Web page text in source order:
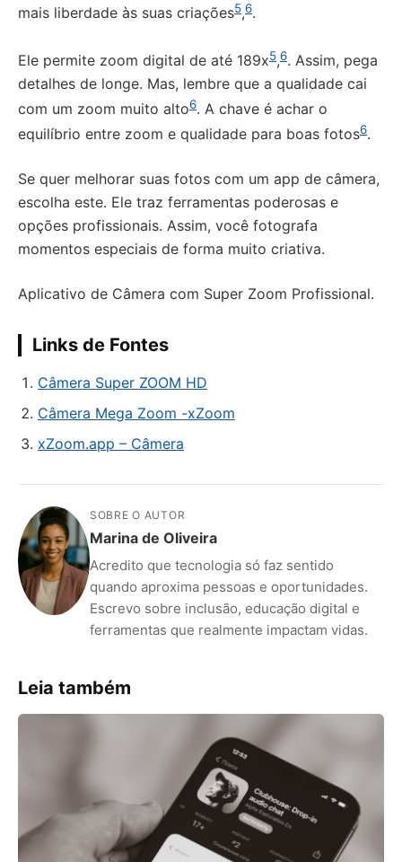
mais liberdade às suas criações5,6.
Ele permite zoom digital de até 189x5,6. Assim, pega
detalhes de longe. Mas, lembre que a qualidade cai
com um zoom muito alto6. A chave é achar o
equilíbrio entre zoom e qualidade para boas fotos6.
Se quer melhorar suas fotos com um app de câmera,
escolha este. Ele traz ferramentas poderosas e
opções profissionais. Assim, você fotografa
momentos especiais de forma muito criativa.
Aplicativo de Câmera com Super Zoom Profissional.
Links de Fontes
Câmera Super ZOOM HD
Câmera Mega Zoom -xZoom
xZoom.app – Câmera
SOBRE O AUTOR
Marina de Oliveira
Acredito que tecnologia só faz sentido
quando aproxima pessoas e oportunidades.
Escrevo sobre inclusão, educação digital e
ferramentas que realmente impactam vidas.
Leia também